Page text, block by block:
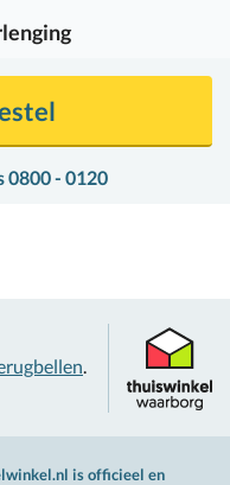
0800 - 0120
.
is officieel en